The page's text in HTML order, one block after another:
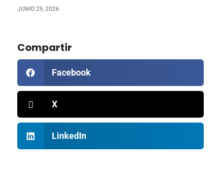
JUNIO 29, 2026
Compartir
Facebook
X
LinkedIn